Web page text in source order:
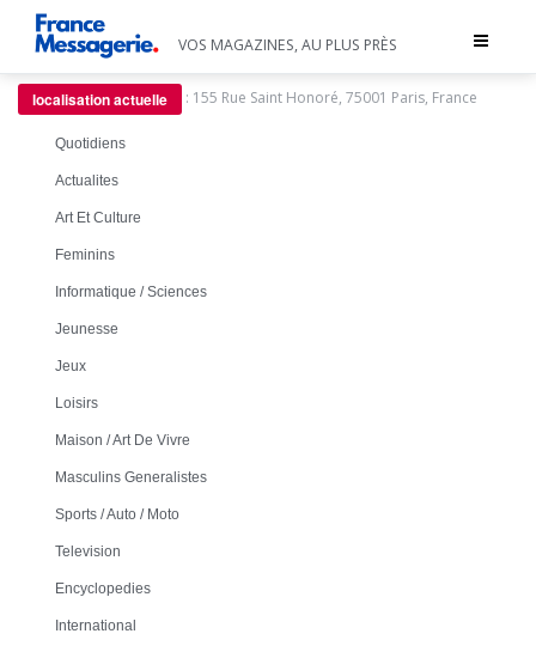
Toggle
VOS MAGAZINES, AU PLUS PRÈS
localisation actuelle : 155 Rue Saint Honoré, 75001 Paris, France
Quotidiens
Actualites
Art Et Culture
Feminins
Informatique / Sciences
Jeunesse
Jeux
Loisirs
Maison / Art De Vivre
Masculins Generalistes
Sports / Auto / Moto
Television
Encyclopedies
International